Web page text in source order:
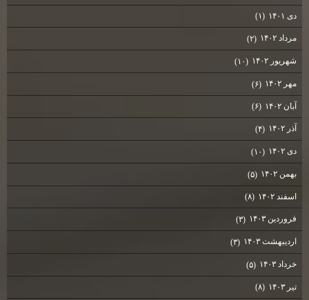
دی ۱۴۰۱ (۱)
مرداد ۱۴۰۲ (۲)
شهریور ۱۴۰۲ (۱۰)
مهر ۱۴۰۲ (۶)
آبان ۱۴۰۲ (۶)
آذر ۱۴۰۲ (۴)
دی ۱۴۰۲ (۱۰)
بهمن ۱۴۰۲ (۵)
اسفند ۱۴۰۲ (۸)
فروردین ۱۴۰۳ (۳)
اردیبهشت ۱۴۰۳ (۳)
خرداد ۱۴۰۳ (۵)
تیر ۱۴۰۳ (۸)